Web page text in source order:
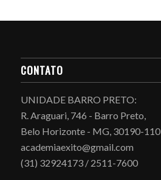
CONTATO
UNIDADE BARRO PRETO:
R. Araguari, 746 - Barro Preto,
Belo Horizonte - MG, 30190-110
academiaexito@gmail.com
(31) 32924173 / 2511-7600